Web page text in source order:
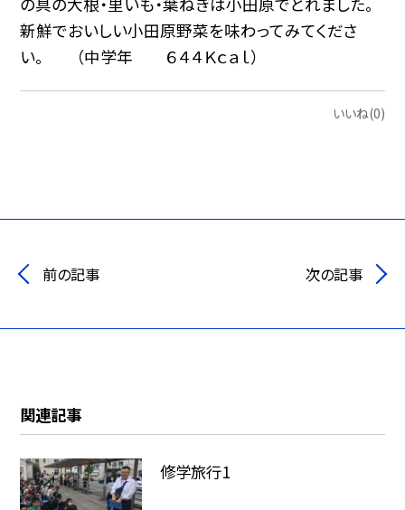
新鮮でおいしい小田原野菜を味わってみてくださ
い。 （中学年 ６４４Ｋｃａｌ）
いいね(0)
前の記事 次の記事
関連記事
修学旅行1